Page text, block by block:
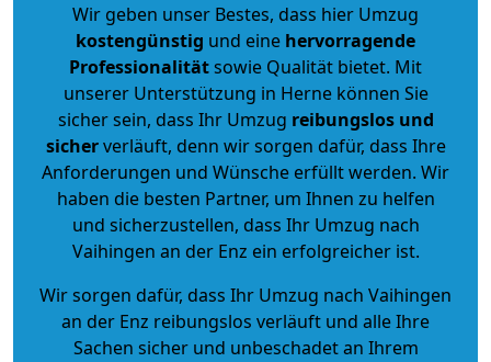
Wir geben unser Bestes, dass hier Umzug
kostengünstig und eine hervorragende
Professionalitätsowie Qualität bietet. Mit
unserer Unterstützung in Herne können Sie
sicher sein, dass Ihr Umzug reibungslos und
sicherverläuft, denn wir sorgen dafür, dass Ihre
Anforderungen und Wünsche erfüllt werden. Wir
haben die besten Partner, um Ihnen zu helfen
und sicherzustellen, dass Ihr Umzug nach
Vaihingen an der Enz ein erfolgreicher ist.
Wir sorgen dafür, dass Ihr Umzug nach Vaihingen
an der Enz reibungslos verläuft und alle Ihre
Sachen sicher und unbeschadet an Ihrem